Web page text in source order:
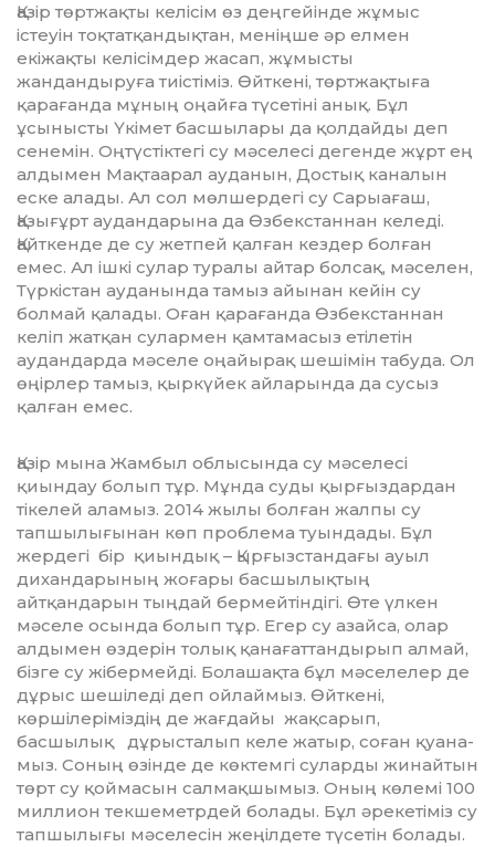
Қазір төртжақты келісім өз дең­гейін­де жұмыс
істеуін тоқтат­қан­дық­тан, меніңше әр елмен
екіжақты келі­сім­дер жасап, жұмысты
жандандыруға тиістіміз. Өйткені, төртжақтыға
қара­ған­да мұның оңайға түсетіні анық. Бұл
ұсынысты Үкімет басшылары да қол­дай­ды деп
сенемін. Оңтүстіктегі су мә­­се­лесі дегенде жұрт ең
алдымен Мақ­та­арал ауданын, Достық каналын
еске алады. Ал сол мөлшердегі су Са­рыағаш,
Қазығұрт аудандарына да Өз­бекстаннан келеді.
Қайткенде де су жет­пей қалған кездер болған
емес. Ал ішкі сулар туралы айтар болсақ, мә­селен,
Түркістан ауданында тамыз айынан кейін су
болмай қалады. Оған қарағанда Өзбекстаннан
келіп жатқан сулармен қамтамасыз етілетін
аудандарда мәселе оңайырақ шешімін табуда. Ол
өңірлер тамыз, қыркүйек айларында да сусыз
қалған емес.
Қ
азір мына Жамбыл облысында су мә­селесі
қиындау болып тұр. Мұнда су­ды қырғыздардан
тікелей аламыз. 2014 жылы болған жалпы су
тапшылы­ғынан көп проблема туындады. Бұл
жер­дегі бір қиындық – Қырғызстандағы ауыл
дихандарының жоғары бас­шы­лықтың
айтқандарын тыңдай бер­мей­тіндігі. Өте үлкен
мәселе осында болып тұр. Егер су азайса, олар
алдымен өз­дерін толық қанағаттандырып алмай,
бізге су жібермейді. Болашақта бұл мә­се­лелер де
дұрыс шешіледі деп ойлаймыз. Өйткені,
көршілеріміздің де жағ­дайы жақсарып,
басшылық дұ­рыс­та­лып келе жатыр, соған қуана­
мыз. Соның өзінде де көктемгі суларды жинайтын
төрт су қоймасын салмақ­шымыз. Оның көлемі 100
миллион текше­метрдей болады. Бұл әрекетіміз су
тапшы­лығы мәселесін жеңілдете түсетін болады.